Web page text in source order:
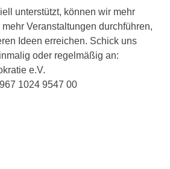
unterstützt, können wir mehr
Veranstaltungen durchführen,
Ideen erreichen. Schick uns
oder regelmäßig an:
e.V.
1024 9547 00